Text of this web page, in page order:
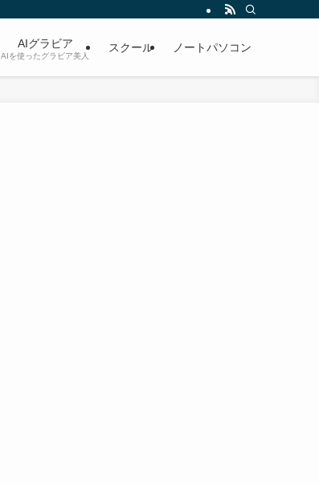
AIグラビア
AIを使ったグラビア美人
スクール ノートパソコン